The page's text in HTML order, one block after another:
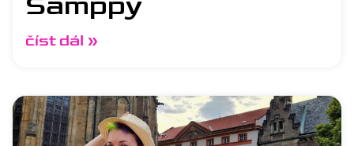
číst dál »